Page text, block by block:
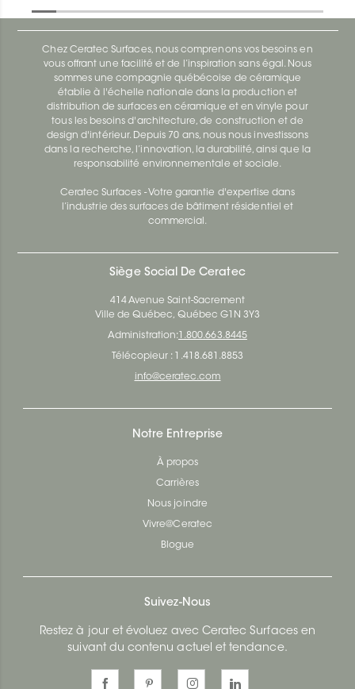
Chez Ceratec Surfaces, nous comprenons vos besoins en
vous offrant une facilité et de l’inspiration sans égal. Nous
sommes une compagnie québécoise de céramique
établie à l'échelle nationale dans la production et
distribution de surfaces en céramique et en vinyle pour
tous les besoins d'architecture, de construction et de
design d'intérieur. Depuis 70 ans, nous nous investissons
dans la recherche, l’innovation, la durabilité, ainsi que la
responsabilité environnementale et sociale.
Ceratec Surfaces - Votre garantie d'expertise dans
l’industrie des surfaces de bâtiment résidentiel et
commercial.
Siège Social De Ceratec
414 Avenue Saint-Sacrement
Ville de Québec, Québec G1N 3Y3
Administration: 1.800.663.8445
Télécopieur : 1.418.681.8853
info@ceratec.com
Notre Entreprise
À propos
Carrières
Nous joindre
Vivre@Ceratec
Blogue
Suivez-Nous
Restez à jour et évoluez avec Ceratec Surfaces en
suivant du contenu actuel et tendance.